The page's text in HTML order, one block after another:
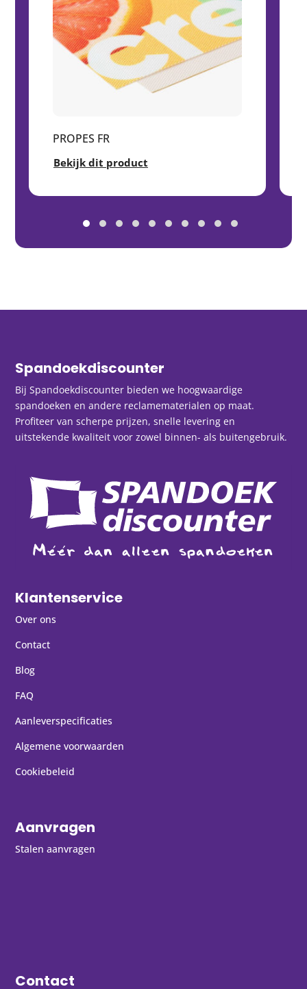
PROPES FR
Bekijk dit product
Spandoekdiscounter
Bij Spandoekdiscounter bieden we hoogwaardige
spandoeken en andere reclamematerialen op maat.
Profiteer van scherpe prijzen, snelle levering en
uitstekende kwaliteit voor zowel binnen- als buitengebruik.
Klantenservice
Over ons
Contact
Blog
FAQ
Aanleverspecificaties
Algemene voorwaarden
Cookiebeleid
Aanvragen
Stalen aanvragen
Contact